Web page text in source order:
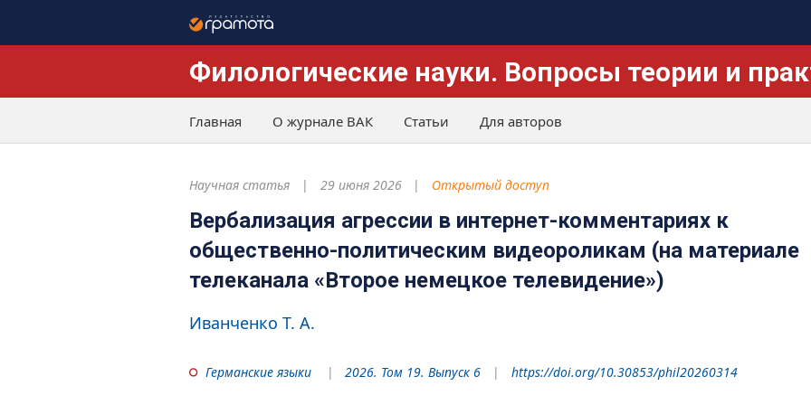
Филологические науки. Вопросы теории и
Главная О журнале ВАК Статьи Для авторов
Научная статья 29 июня 2026 Открытый доступ
Вербализация агрессии в интернет-комментариях к
общественно-политическим видеороликам (на материале
телеканала «Второе немецкое телевидение»)
Иванченко Т. А.
Германские языки 2026. Том 19. Выпуск 6 https://doi.org/10.30853/phil20260314